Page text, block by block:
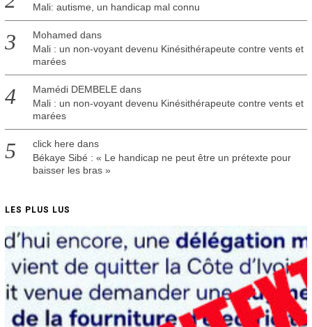
Mali: autisme, un handicap mal connu
Mohamed dans
Mali : un non-voyant devenu Kinésithérapeute contre vents et
marées
Mamédi DEMBELEdans
Mali : un non-voyant devenu Kinésithérapeute contre vents et
marées
click here dans
Békaye Sibé : « Le handicap ne peut être un prétexte pour
baisser les bras »
LES PLUS LUS